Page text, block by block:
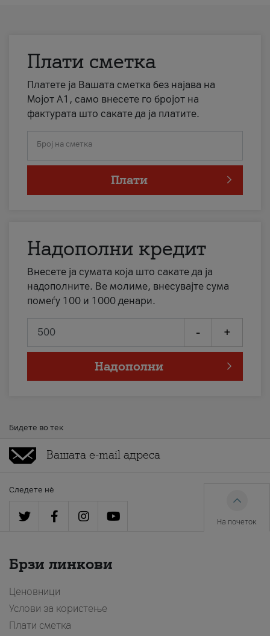
Плати сметка
Платете ја Вашата сметка без најава на
Мојот А1, само внесете го бројот на
фактурата што сакате да ја платите.
Број на сметка
Плати
Надополни кредит
Внесете ја сумата која што сакате да ја
надополните. Ве молиме, внесувајте сума
помеѓу 100 и 1000 денари.
- +
Надополни
Бидете во тек
Следете нè
На почеток
Брзи линкови
Ценовници
Услови за користење
Плати сметка